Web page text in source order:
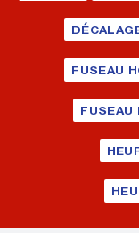
FUSEAU
FUSEAU